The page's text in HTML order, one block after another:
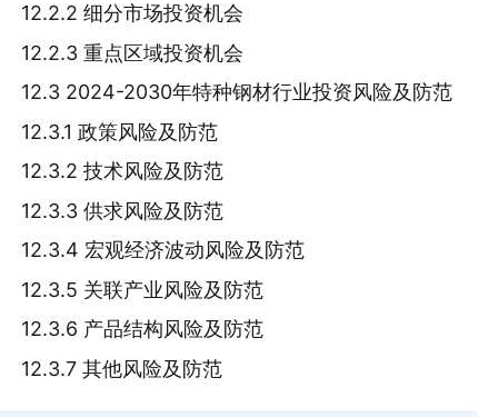
12.2.2 细分市场投资机会
12.2.3 重点区域投资机会
12.3 2024-2030年特种钢材行业投资风险及防范
12.3.1 政策风险及防范
12.3.2 技术风险及防范
12.3.3 供求风险及防范
12.3.4 宏观经济波动风险及防范
12.3.5 关联产业风险及防范
12.3.6 产品结构风险及防范
12.3.7 其他风险及防范